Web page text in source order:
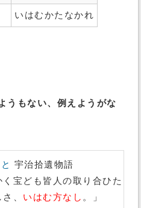
いはむかたなかれ
うもない、例えようがな
宇治拾遺物語
く宝ども皆人の取り合ひた
、 いはむ方なし 。」